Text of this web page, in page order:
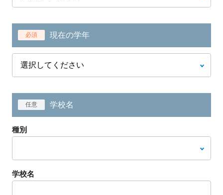
必須 現在の学年
任意 学校名
種別
学校名